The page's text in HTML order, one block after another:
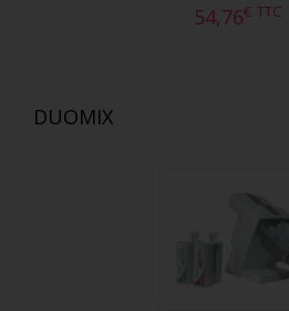
54,76€ TTC
DUOMIX